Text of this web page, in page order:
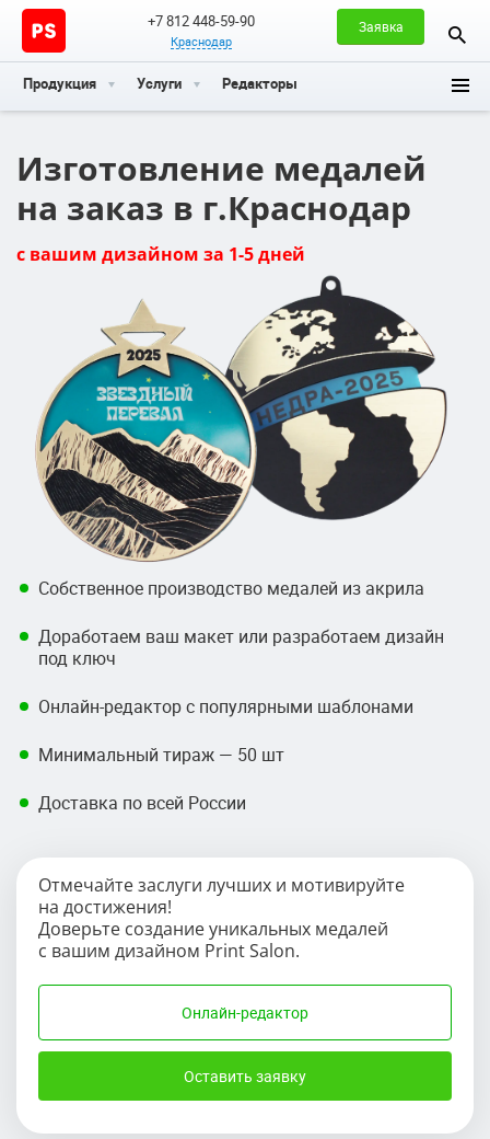
+7 812 448-59-90
Краснодар
Заявка
Продукция Услуги Редакторы
Изготовление медалей
на заказ в г.Краснодар
с вашим дизайном за 1-5 дней
Собственное производство медалей из акрила
Доработаем ваш макет или разработаем дизайн
под ключ
Онлайн-редактор с популярными шаблонами
Минимальный тираж — 50 шт
Доставка по всей России
Отмечайте заслуги лучших и мотивируйте
на достижения!
Доверьте создание уникальных медалей
с вашим дизайном Print Salon.
Онлайн-редактор
Оставить заявку